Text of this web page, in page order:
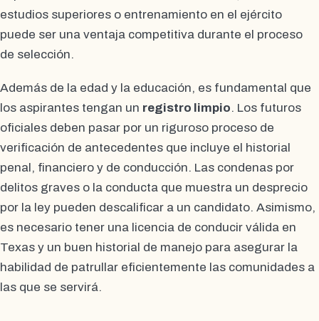
estudios superiores o entrenamiento en el ejército
puede ser una ventaja competitiva durante el proceso
de selección.
Además de la edad y la educación, es fundamental que
los aspirantes tengan un registro limpio. Los futuros
oficiales deben pasar por un riguroso proceso de
verificación de antecedentes que incluye el historial
penal, financiero y de conducción. Las condenas por
delitos graves o la conducta que muestra un desprecio
por la ley pueden descalificar a un candidato. Asimismo,
es necesario tener una licencia de conducir válida en
Texas y un buen historial de manejo para asegurar la
habilidad de patrullar eficientemente las comunidades a
las que se servirá.